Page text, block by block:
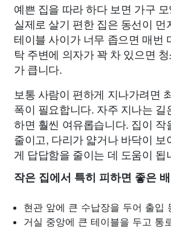
예쁜 집을 따라 하다 보면 가구
실제로 살기 편한 집은 동선이 먼
테이블 사이가 너무 좁으면 매번
탁 주변에 의자가 꽉 차 있으면
가 큽니다.
보통 사람이 편하게 지나가려면
폭이 필요합니다. 자주 지나는 길
하면 훨씬 여유롭습니다. 집이 작
줄이고, 다리가 얇거나 바닥이 보
게 답답함을 줄이는 데 도움이 됩
작은 집에서 특히 피하면 좋은 배
현관 앞에 큰 수납장을 두어 출입
거실 중앙에 큰 테이블을 두고 통